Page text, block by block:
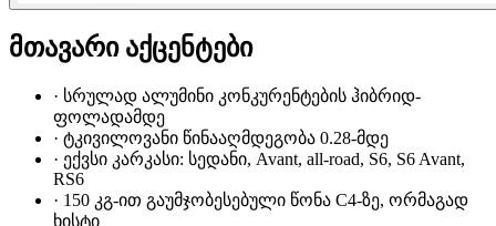
მთავარი აქცენტები
· სრულად ალუმინი კონკურენტების ჰიბრიდ-
ფოლადამდე
· ტკივილოვანი წინააღმდეგობა 0.28-მდე
· ექვსი კარკასი: სედანი, Avant, all-road, S6, S6 Avant,
RS6
· 150 კგ-ით გაუმჯობესებული წონა C4-ზე, ორმაგად
ხისტი